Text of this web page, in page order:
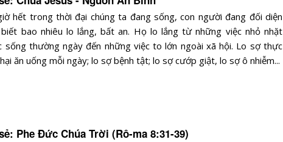
hết trong thời đại chúng ta đang sống, con người đang đối diện
bao nhiêu lo lắng, bất an. Họ lo lắng từ những việc nhỏ nhặt
sống thường ngày đến những việc to lớn ngoài xã hội. Lo sợ thực
ăn uống mỗi ngày; lo sợ bệnh tật; lo sợ cướp giật, lo sợ ô nhiễm...
Phe Đức Chúa Trời (Rô-ma 8:31-39)